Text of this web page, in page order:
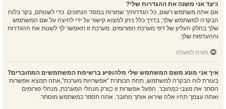
כיצד אני משנה את ההגדרות שלי?
אם אתה משתמש רשום, כל הגדרותיך שמורות במסד הנתונים. כדי לשנותם, בקר בלוח
הבקרה למשתמש שלך; בדרך כלל ניתן למצוא קישור על ידי לחיצה על שם המשתמש
שלך בחלק העליון של דפי מערכת הפורומים. מערכת זו תאפשר לך לשנות את ההגדרות
וההעדפות שלך.
חזרה למעלה
איך אני מונע משם המשתמש שלי מלהופיע ברשימת המשתמשים המחוברים?
בעזרת לוח הבקרה למשתמש, תחת הכותרת “אפשרויות מערכת”,אתה תמצא אפשרות
הסתר את מצבי כמחובר. הפעל אפשרות זו כןורק מנהלי המערכת, מנהלי פורומים
ואתה עצמך תהיו אלה שיראו אותך מחובר. אתה תספר כמשתמש מוסתר.